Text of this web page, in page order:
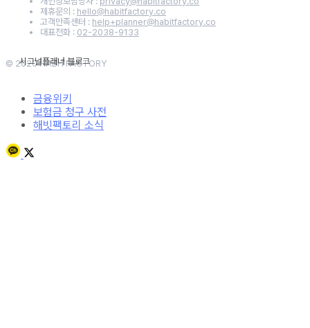
제휴문의 : hello@habitfactory.co
고객만족센터 : help+planner@habitfactory.co
대표전화 : 02-2038-9133
© 2020 HABITFACTORY
금융위키
보험금 청구 사전
해빗팩토리 소식